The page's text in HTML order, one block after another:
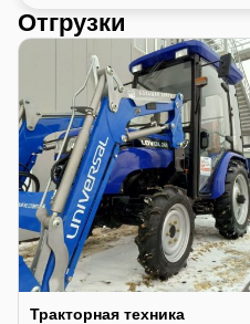
Отгрузки
Тракторная техника